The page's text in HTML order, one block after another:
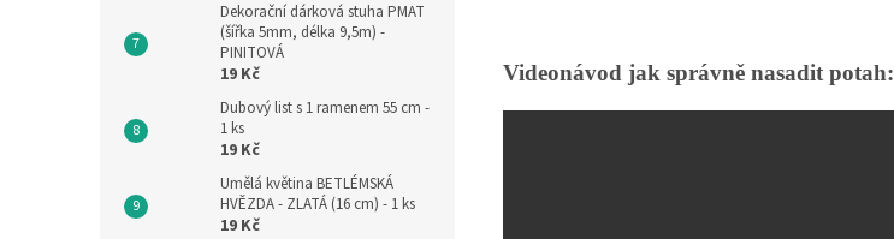
Dekorační dárková stuha PMAT
(šířka 5mm, délka 9,5m) -
PINITOVÁ
19 Kč
Dubový list s 1 ramenem 55 cm -
1 ks
19 Kč
Umělá květina BETLÉMSKÁ
HVĚZDA - ZLATÁ (16 cm) - 1 ks
19 Kč
Videonávod jak správně nasadit potah: